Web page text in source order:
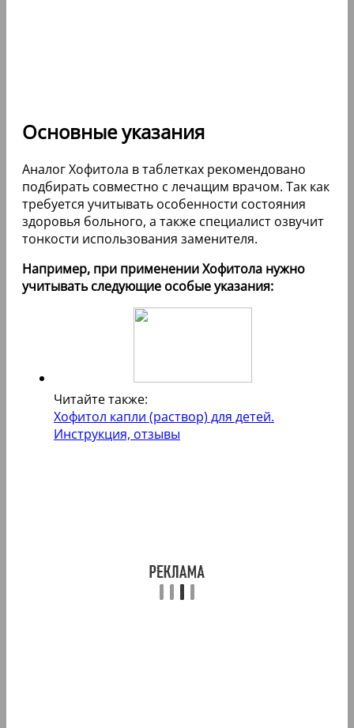
Основные указания
Аналог Хофитола в таблетках рекомендовано
подбирать совместно с лечащим врачом. Так как
требуется учитывать особенности состояния
здоровья больного, а также специалист озвучит
тонкости использования заменителя.
Например, при применении Хофитола нужно
учитывать следующие особые указания:
Читайте также:
Хофитол капли (раствор) для детей.
Инструкция, отзывы